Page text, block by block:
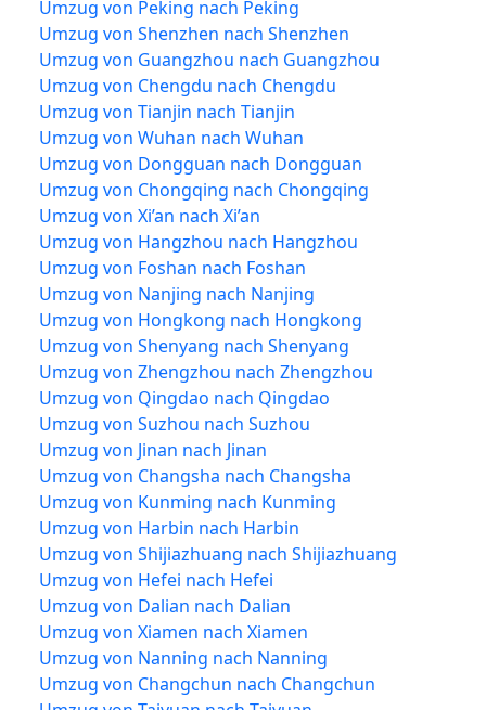
Umzug von Peking nach Peking
Umzug von Shenzhen nach Shenzhen
Umzug von Guangzhou nach Guangzhou
Umzug von Chengdu nach Chengdu
Umzug von Tianjin nach Tianjin
Umzug von Wuhan nach Wuhan
Umzug von Dongguan nach Dongguan
Umzug von Chongqing nach Chongqing
Umzug von Xi’an nach Xi’an
Umzug von Hangzhou nach Hangzhou
Umzug von Foshan nach Foshan
Umzug von Nanjing nach Nanjing
Umzug von Hongkong nach Hongkong
Umzug von Shenyang nach Shenyang
Umzug von Zhengzhou nach Zhengzhou
Umzug von Qingdao nach Qingdao
Umzug von Suzhou nach Suzhou
Umzug von Jinan nach Jinan
Umzug von Changsha nach Changsha
Umzug von Kunming nach Kunming
Umzug von Harbin nach Harbin
Umzug von Shijiazhuang nach Shijiazhuang
Umzug von Hefei nach Hefei
Umzug von Dalian nach Dalian
Umzug von Xiamen nach Xiamen
Umzug von Nanning nach Nanning
Umzug von Changchun nach Changchun